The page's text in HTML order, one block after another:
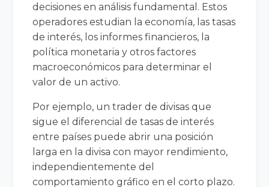
decisiones en análisis fundamental. Estos
operadores estudian la economía, las tasas
de interés, los informes financieros, la
política monetaria y otros factores
macroeconómicos para determinar el
valor de un activo.
Por ejemplo, un trader de divisas que
sigue el diferencial de tasas de interés
entre países puede abrir una posición
larga en la divisa con mayor rendimiento,
independientemente del
comportamiento gráfico en el corto plazo.